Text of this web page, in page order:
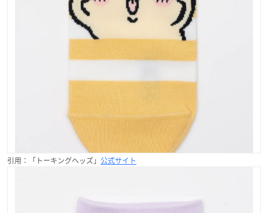
引用：「トーキングヘッズ」 公式サイト